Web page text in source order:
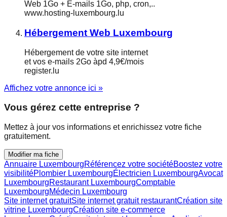
Web 1Go + E-mails 1Go, php, cron,..
www.hosting-luxembourg.lu
Hébergement Web Luxembourg
Hébergement de votre site internet
et vos e-mails 2Go àpd 4,9€/mois
register.lu
Affichez votre annonce ici »
Vous gérez cette entreprise ?
Mettez à jour vos informations et enrichissez votre fiche
gratuitement.
Modifier ma fiche
Annuaire LuxembourgRéférencez votre sociétéBoostez votre
visibilitéPlombier LuxembourgÉlectricien LuxembourgAvocat
LuxembourgRestaurant LuxembourgComptable
LuxembourgMédecin Luxembourg
Site internet gratuitSite internet gratuit restaurantCréation site
vitrine LuxembourgCréation site e-commerce